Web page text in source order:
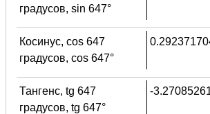
градусов, sin 647°
Косинус, cos 647
градусов, cos 647°
Тангенс, tg 647
градусов, tg 647°
-